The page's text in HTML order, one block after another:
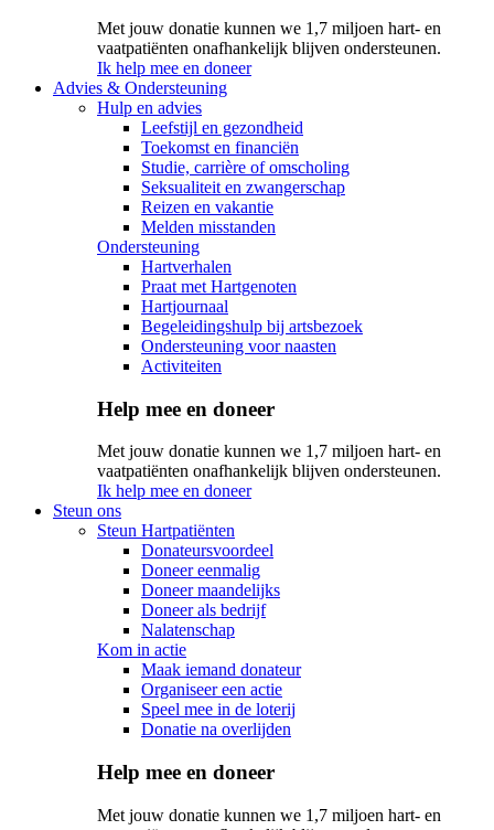
Met jouw donatie kunnen we 1,7 miljoen hart- en
vaatpatiënten onafhankelijk blijven ondersteunen.
Ik help mee en doneer
Advies & Ondersteuning
Hulp en advies
Leefstijl en gezondheid
Toekomst en financiën
Studie, carrière of omscholing
Seksualiteit en zwangerschap
Reizen en vakantie
Melden misstanden
Ondersteuning
Hartverhalen
Praat met Hartgenoten
Hartjournaal
Begeleidingshulp bij artsbezoek
Ondersteuning voor naasten
Activiteiten
Help mee en doneer
Met jouw donatie kunnen we 1,7 miljoen hart- en
vaatpatiënten onafhankelijk blijven ondersteunen.
Ik help mee en doneer
Steun ons
Steun Hartpatiënten
Donateursvoordeel
Doneer eenmalig
Doneer maandelijks
Doneer als bedrijf
Nalatenschap
Kom in actie
Maak iemand donateur
Organiseer een actie
Speel mee in de loterij
Donatie na overlijden
Help mee en doneer
Met jouw donatie kunnen we 1,7 miljoen hart- en